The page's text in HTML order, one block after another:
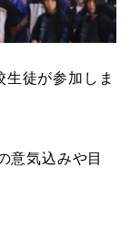
徒が参加しま
意気込みや目